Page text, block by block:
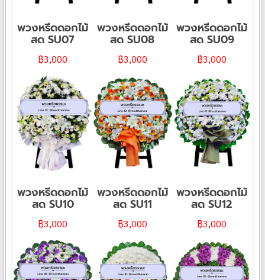
พวงหรีดดอกไม้
สด SU07
฿3,000
พวงหรีดดอกไม้
สด SU08
฿3,000
พวงหรีดดอกไม้
สด SU09
฿3,000
พวงหรีดดอกไม้
สด SU10
฿3,000
พวงหรีดดอกไม้
สด SU11
฿3,000
พวงหรีดดอกไม้
สด SU12
฿3,000